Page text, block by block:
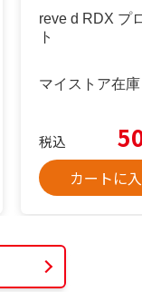
reve d RDX プ
ト
マイストア在庫
税込
カートに